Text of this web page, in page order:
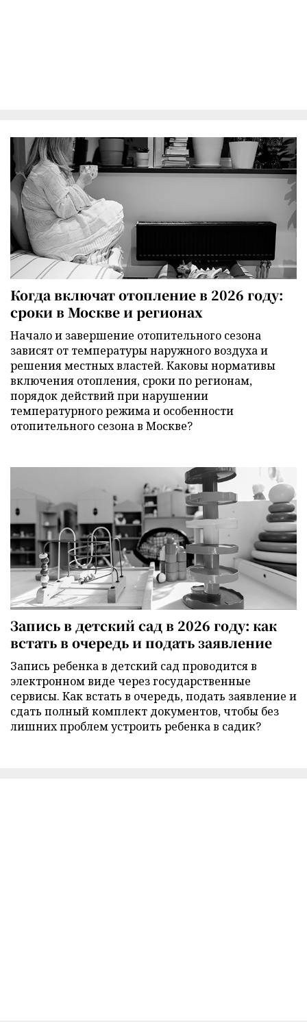
Когда включат отопление в 2026 году:
сроки в Москве и регионах
Начало и завершение отопительного сезона
зависят от температуры наружного воздуха и
решения местных властей. Каковы нормативы
включения отопления, сроки по регионам,
порядок действий при нарушении
температурного режима и особенности
отопительного сезона в Москве?
Запись в детский сад в 2026 году: как
встать в очередь и подать заявление
Запись ребенка в детский сад проводится в
электронном виде через государственные
сервисы. Как встать в очередь, подать заявление и
сдать полный комплект документов, чтобы без
лишних проблем устроить ребенка в садик?